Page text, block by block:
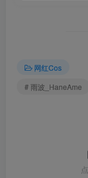
雨
网红Cos
# 雨波_HaneAme